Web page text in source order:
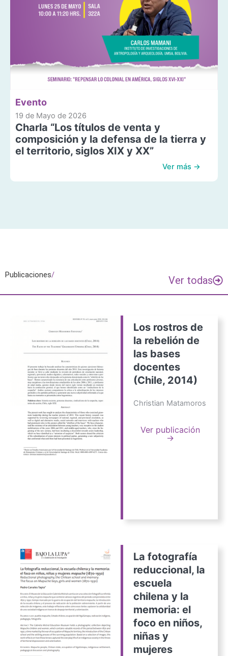
Evento
19 de Mayo de 2026
Charla “Los títulos de venta y
composición y la defensa de la tierra y
el territorio, siglos XIX y XX”
Ver más →
Publicaciones/ Ver todas
Los rostros de
la rebelión de
las bases
docentes
(Chile, 2014)
Christian Matamoros
Ver publicación
→
La fotografía
reduccional, la
escuela
chilena y la
memoria: el
foco en niños,
niñas y
mujeres